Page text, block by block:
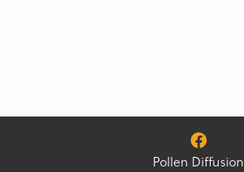
Pollen Diffusion